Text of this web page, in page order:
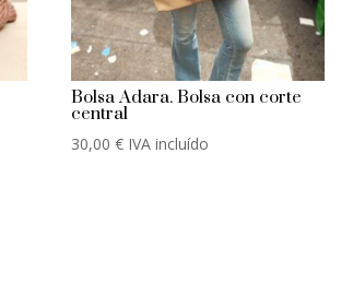
Bolsa Adara. Bolsa con corte
central
30,00 € IVA incluído